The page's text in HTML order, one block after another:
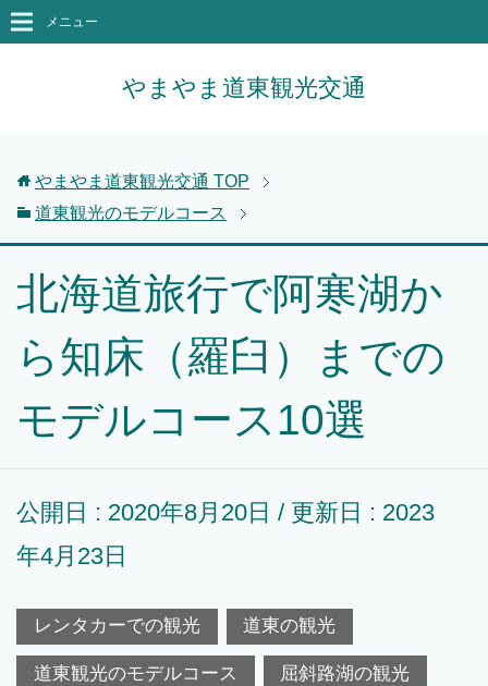
やまやま道東観光交通
メニュー
やまやま道東観光交通 TOP
道東観光のモデルコース
北海道旅行で阿寒湖か
ら知床（羅臼）までの
モデルコース10選
公開日 : 2020年8月20日 / 更新日 : 2023
年4月23日
レンタカーでの観光 道東の観光
道東観光のモデルコース 屈斜路湖の観光